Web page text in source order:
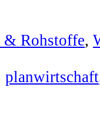
& Rohstoffe,
planwirtschaft